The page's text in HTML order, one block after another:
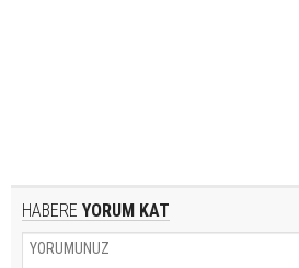
HABERE YORUM KAT